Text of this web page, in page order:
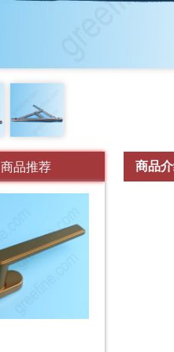
商品推荐 商品